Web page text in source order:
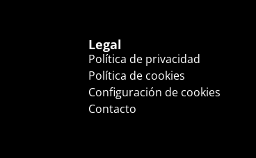
Legal
Política de privacidad
Política de cookies
Configuración de cookies
Contacto